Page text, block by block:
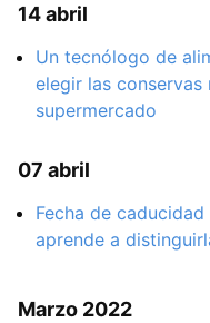
14 abril
Un tecnólogo de
elegir las conservas
supermercado
07 abril
Fecha de
aprende a
Marzo 2022